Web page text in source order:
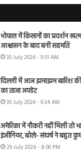
भोपाल में किसानों का प्रदर्शन
आश्वासन के बाद बनी सहमति
30 July 2026 - 9:51 AM
दिल्ली में आज झमाझम बारिश की
का ताजा अपडेट
30 July 2026 - 9:34 AM
अमेरिका में नौकरी नहीं मिली तो
इंजीनियर, बोले- संघर्ष ने बहुत
29 July 2026 - 8:00 PM